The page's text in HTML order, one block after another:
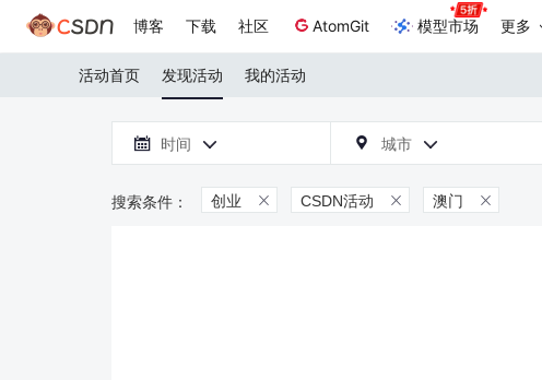
博客 下载 社区 AtomGit 模型市场 更多
活动首页 发现活动 我的活动
 时间   城市 
创业  CSDN活动  澳门 